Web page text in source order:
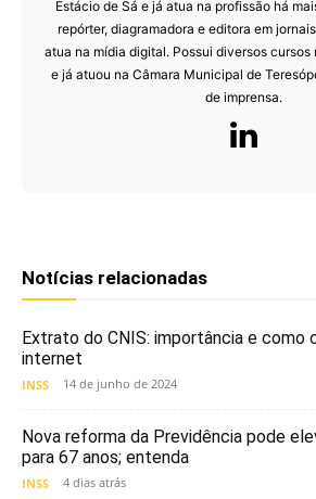
Estácio de Sá e já atua na profissão há
repórter, diagramadora e editora em
atua na mídia digital. Possui diversos cursos
e já atuou na Câmara Municipal de
de imprensa.
Notícias relacionadas
Extrato do CNIS: importância e como
internet
INSS 14 de junho de 2024
Nova reforma da Previdência pode
para 67 anos; entenda
INSS 4 dias atrás